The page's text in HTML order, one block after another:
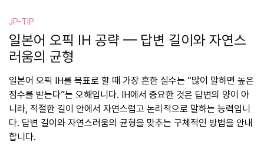
JP-TIP
일본어 오픽 IH 공략 — 답변 길이와 자연스
러움의 균형
일본어 오픽 IH를 목표로 할 때 가장 흔한 실수는 “많이 말하면 높은
점수를 받는다”는 오해입니다. IH에서 중요한 것은 답변의 양이 아
니라, 적절한 길이 안에서 자연스럽고 논리적으로 말하는 능력입니
다. 답변 길이와 자연스러움의 균형을 맞추는 구체적인 방법을 안내
합니다.